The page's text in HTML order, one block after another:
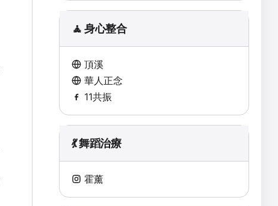
🧘 身心整合
頂溪
華人正念
11共振
💃 舞蹈治療
霍薰